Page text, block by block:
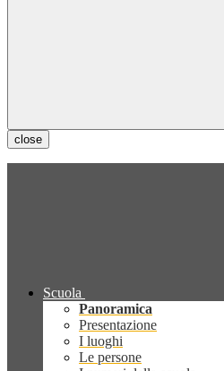
close
Scuola
Panoramica
Presentazione
I luoghi
Le persone